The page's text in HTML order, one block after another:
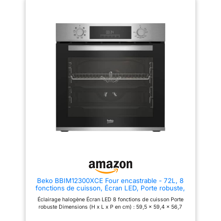
pour rendre vos recettes
croustillantes à l'extérieur et
juteuses à l'intérieur. Cooling
Fan : système de ventilation
Il minimise la condensation et
l'excès de température entre le
four et la surface de cuisson.
Oubliez les longues attentes
après la cuisson pour nettoyer
le four ou ranger les ustensiles
de cuisine à l'intérieur. 4
Steam EasyClean, ainsi qu'un
ne perd pas de chaleur, ce qui
énergétique A : cuisinez vos
recettes tout en préservant
Puissance de 2800 W :
préparez toutes sortes de
Beko BBIM12300XCE Four encastrable - 72L, 8
fonctions de cuisson, Écran LED, Porte robuste,
Dimensions : H 59,5 x l 59,4 x P 56,7 cm, Noir,
Classe A+
Éclairage halogène Écran LED 8 fonctions de cuisson Porte
robuste Dimensions (H x L x P en cm) : 59,5 x 59,4 x 56,7